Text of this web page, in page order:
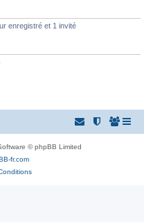
enregistré et 1 invité
© phpBB Limited
fr.com